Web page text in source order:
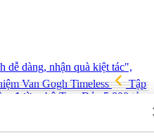
dàng, nhận quà kiệt tác",
Van Gogh Timeless
Tập
đường bộ Tam Đảo 5.800 tỷ
vi phạm, tạm giữ gần 700 kg
lậu
Lan tỏa văn hóa kinh